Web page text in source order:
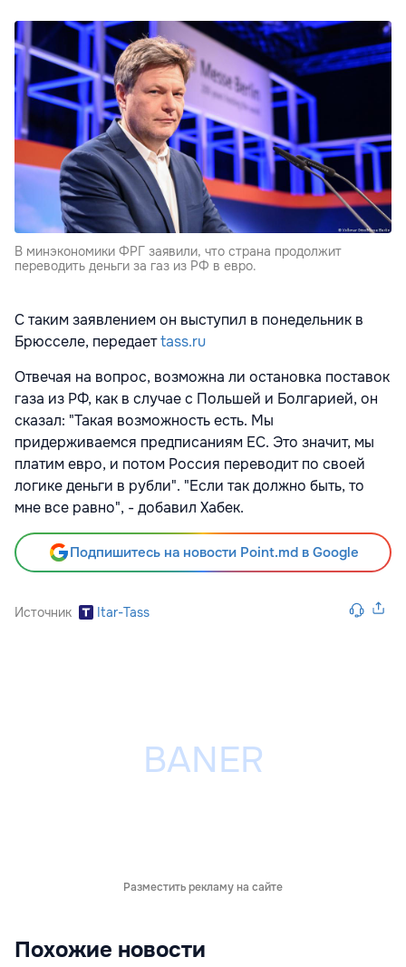
В минэкономики ФРГ заявили, что страна продолжит
переводить деньги за газ из РФ в евро.
С таким заявлением он выступил в понедельник в
Брюсселе, передаетtass.ru
Отвечая на вопрос, возможна ли остановка поставок
газа из РФ, как в случае с Польшей и Болгарией, он
сказал: "Такая возможность есть. Мы
придерживаемся предписаниям ЕС. Это значит, мы
платим евро, и потом Россия переводит по своей
логике деньги в рубли". "Если так должно быть, то
мне все равно", - добавил Хабек.
Подпишитесь на новости Point.md в Google
Источник Itar-Tass
Разместить рекламу на сайте
Похожие новости